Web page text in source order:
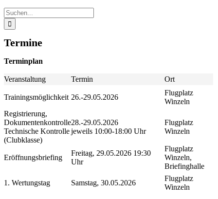
Suche
nach:
Termine
Terminplan
Veranstaltung Termin Ort
Trainingsmöglichkeit 26.-29.05.2026
Flugplatz
Winzeln
Registrierung,
Dokumentenkontrolle
Technische Kontrolle
(Clubklasse)
28.-29.05.2026
jeweils 10:00-18:00 Uhr
Flugplatz
Winzeln
Eröffnungsbriefing
Freitag, 29.05.2026 19:30
Uhr
Flugplatz
Winzeln,
Briefinghalle
1. Wertungstag
Samstag, 30.05.2026
Flugplatz
Winzeln